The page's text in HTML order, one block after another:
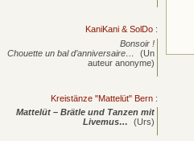
KaniKani & SolDo :
Bonsoir !
Chouette un bal d’anniversaire…
(Un
auteur anonyme)
Kreistänze "Mattelüt" Bern :
Mattelüt – Brätle und Tanzen mit
Livemus…
(Urs)